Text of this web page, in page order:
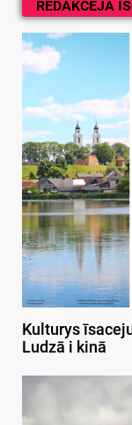
REDAKCEJA
Kulturys
Ludzā i kinā